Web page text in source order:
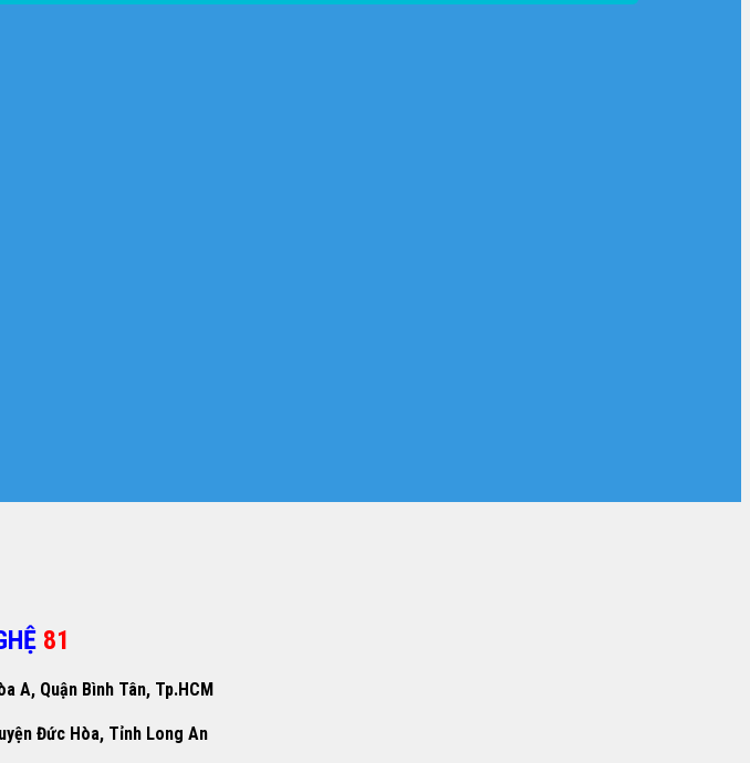
81
A, Quận Bình Tân, Tp.HCM
Đức Hòa, Tỉnh Long An